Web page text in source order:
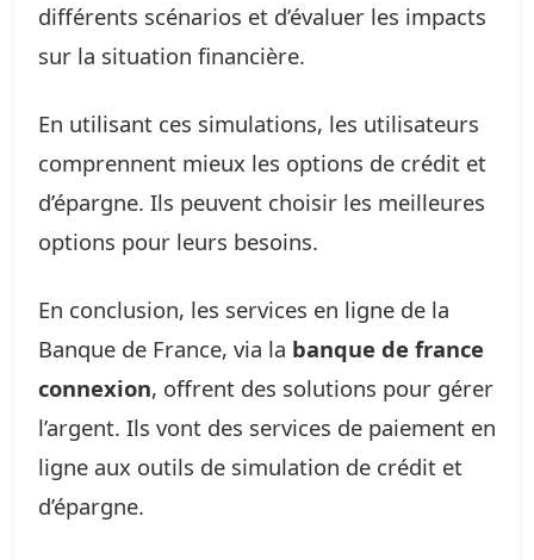
différents scénarios et d’évaluer les impacts
sur la situation financière.
En utilisant ces simulations, les utilisateurs
comprennent mieux les options de crédit et
d’épargne. Ils peuvent choisir les meilleures
options pour leurs besoins.
En conclusion, les services en ligne de la
Banque de France, via la banque de france
connexion, offrent des solutions pour gérer
l’argent. Ils vont des services de paiement en
ligne aux outils de simulation de crédit et
d’épargne.